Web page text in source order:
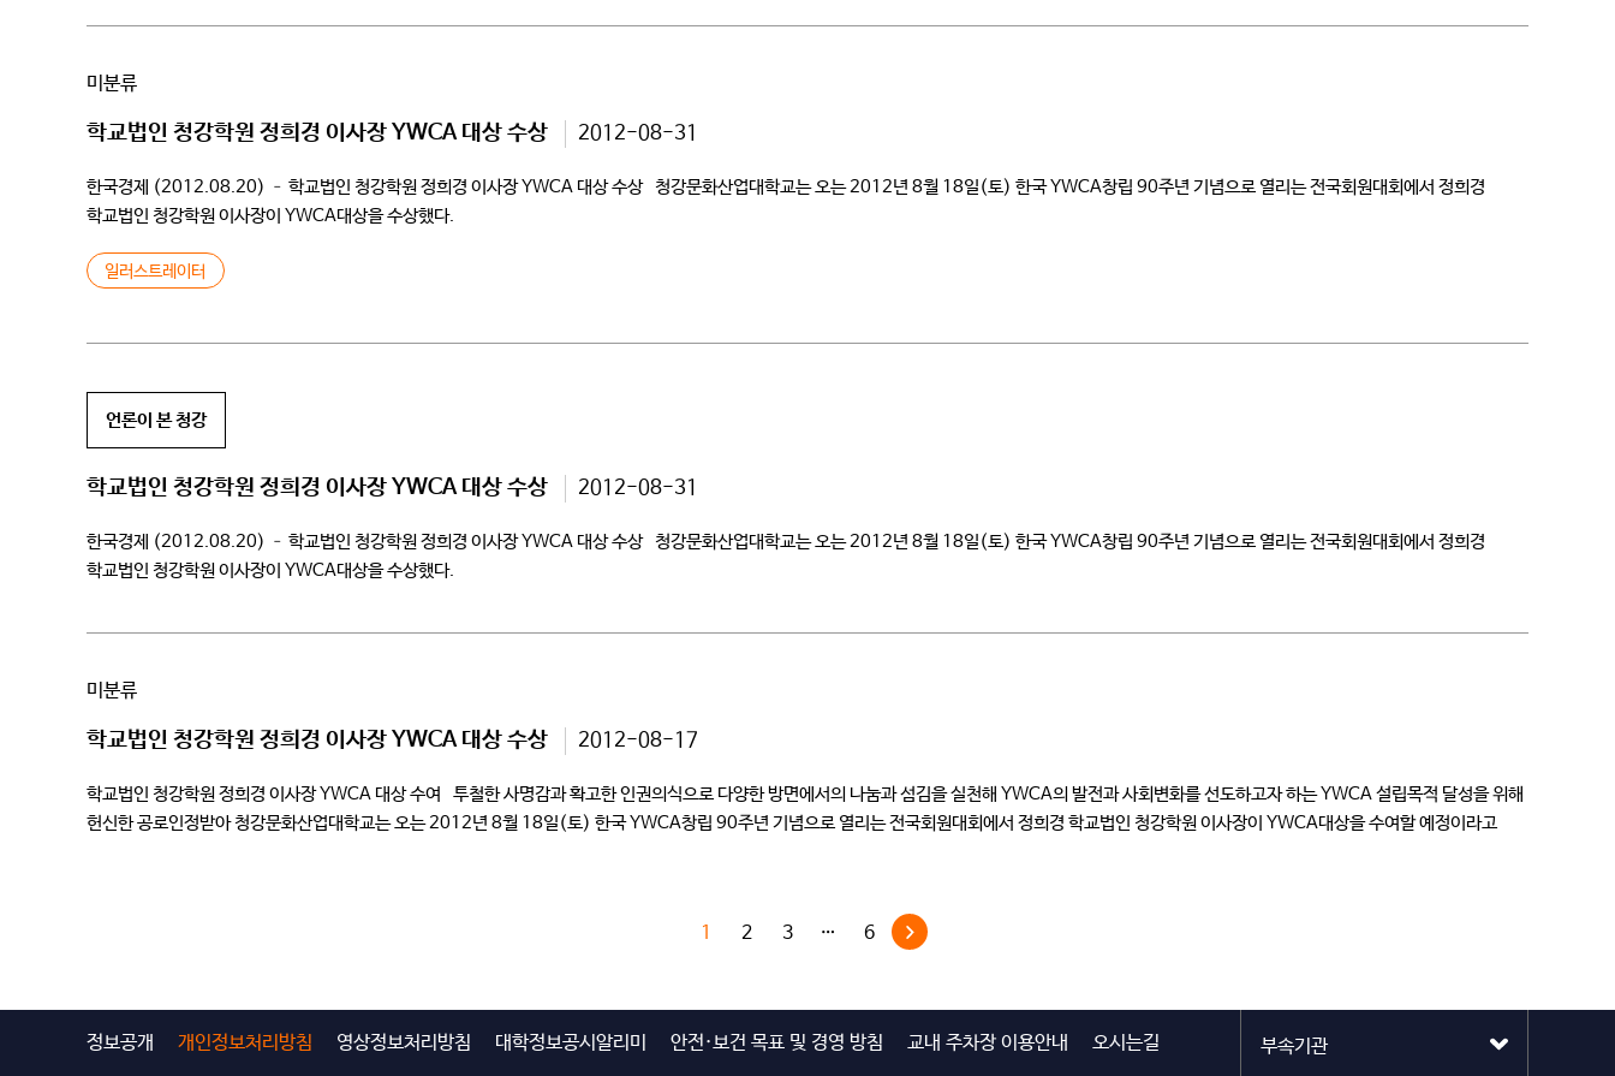
미분류
학교법인 청강학원 정희경 이사장 YWCA 대상 수상 2012-08-31
한국경제 (2012.08.20) – 학교법인 청강학원 정희경 이사장 YWCA 대상 수상 청강문화산업대학교는 오는 2012년 8월 18일(토) 한국 YWCA창립 90주년 기념으로 열리는 전국회원대회에서 정희경
학교법인 청강학원 이사장이 YWCA대상을 수상했다.
일러스트레이터
언론이 본 청강
학교법인 청강학원 정희경 이사장 YWCA 대상 수상 2012-08-31
한국경제 (2012.08.20) – 학교법인 청강학원 정희경 이사장 YWCA 대상 수상 청강문화산업대학교는 오는 2012년 8월 18일(토) 한국 YWCA창립 90주년 기념으로 열리는 전국회원대회에서 정희경
학교법인 청강학원 이사장이 YWCA대상을 수상했다.
미분류
학교법인 청강학원 정희경 이사장 YWCA 대상 수상 2012-08-17
학교법인 청강학원 정희경 이사장 YWCA 대상 수여 투철한 사명감과 확고한 인권의식으로 다양한 방면에서의 나눔과 섬김을 실천해 YWCA의 발전과 사회변화를 선도하고자 하는 YWCA 설립목적 달성을 위해
헌신한 공로인정받아 청강문화산업대학교는 오는 2012년 8월 18일(토) 한국 YWCA창립 90주년 기념으로 열리는 전국회원대회에서 정희경 학교법인 청강학원 이사장이 YWCA대상을 수여할 예정이라고
1 2 3 … 6
정보공개 개인정보처리방침 영상정보처리방침 대학정보공시알리미 안전·보건 목표 및 경영 방침 교내 주차장 이용안내 오시는길